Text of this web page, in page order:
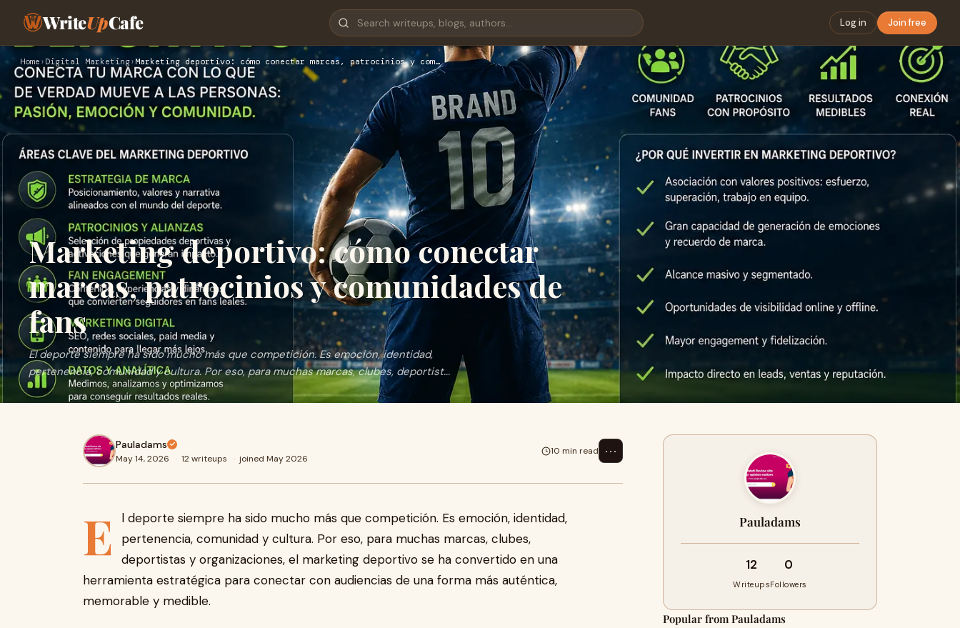
WriteUpCafe Log in Join free
Home › Digital Marketing› Marketing deportivo: cómo conectar marcas, patrocinios y com…
Marketing deportivo: cómo conectar
marcas, patrocinios y comunidades de
fans
El deporte siempre ha sido mucho más que competición. Es emoción, identidad,
pertenencia, comunidad y cultura. Por eso, para muchas marcas, clubes, deportist...
Pauladams
May 14, 2026 · 12 writeups · joined May 2026
10 min read ⋯
E
l deporte siempre ha sido mucho más que competición. Es emoción, identidad,
pertenencia, comunidad y cultura. Por eso, para muchas marcas, clubes,
deportistas y organizaciones, el marketing deportivo se ha convertido en una
herramienta estratégica para conectar con audiencias de una forma más auténtica,
memorable y medible.
Pauladams
12
Writeups
0
Followers
Popular from Pauladams